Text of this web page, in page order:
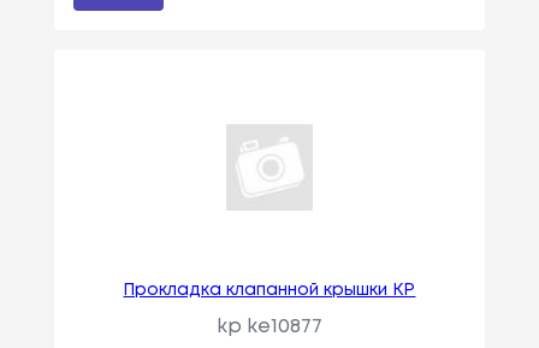
Прокладка клапанной крышки KP
kp ke10877